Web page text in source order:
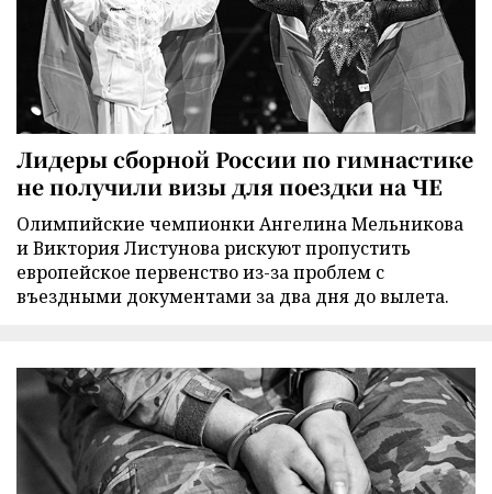
Лидеры сборной России по гимнастике
не получили визы для поездки на ЧЕ
Олимпийские чемпионки Ангелина Мельникова
и Виктория Листунова рискуют пропустить
европейское первенство из-за проблем с
въездными документами за два дня до вылета.